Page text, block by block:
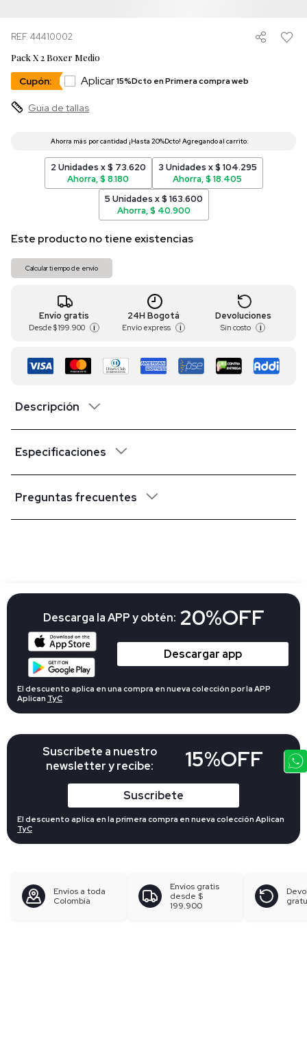
REF. 44410002
Pack X 2 Boxer Medio
Cupón: Aplicar15%Dcto en Primera compra web
Guia de tallas
2 Unidades x $ 73.620
Ahorra, $ 8.180
3 Unidades x $ 104.295
Ahorra, $ 18.405
5 Unidades x $ 163.600
Ahorra, $ 40.900
Este producto no tiene existencias
Calcular tiempo de envío
Envío gratis
Desde $ 199.900 i
24H Bogotá
Envío express i
Devoluciones
Sin costo i
Descripción
Especificaciones
Preguntas frecuentes
Suscribete a nuestro
newsletter y recibe:
15%OFF
Suscribete
El descuento aplica en la primera compra en nueva colección Aplican
TyC
Descarga la APP y obtén: 20%OFF
Descargar app
El descuento aplica en una compra en nueva colección por la APP
Aplican TyC
Envíos a toda
Colombia
Envíos gratis
desde $
199.900